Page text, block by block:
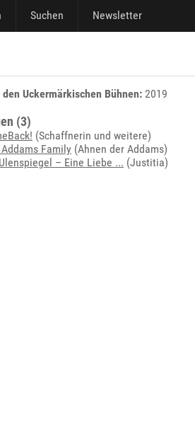
Suchen Newsletter
Uckermärkischen Bühnen: 2019
(3)
(Schaffnerin und weitere)
Family (Ahnen der Addams)
– Eine Liebe ... (Justitia)